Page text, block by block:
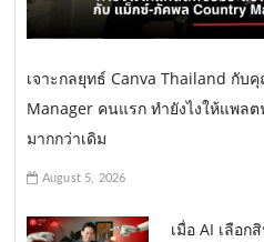
เจาะกลยุทธ์ Canva Thailand กั
Manager คนแรก ทำยังไงให้แพล
มากกว่าเดิม
August 5, 2026
เมื่อ AI เลือ